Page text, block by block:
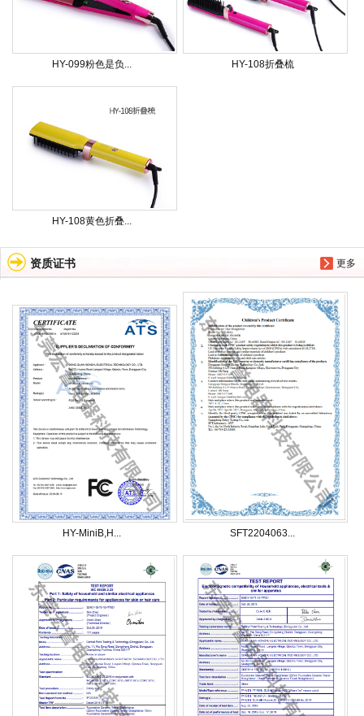
HY-099粉色是负... HY-108折叠梳
HY-108黄色折叠...
更多
资质证书
HY-MiniB,H... SFT2204063...